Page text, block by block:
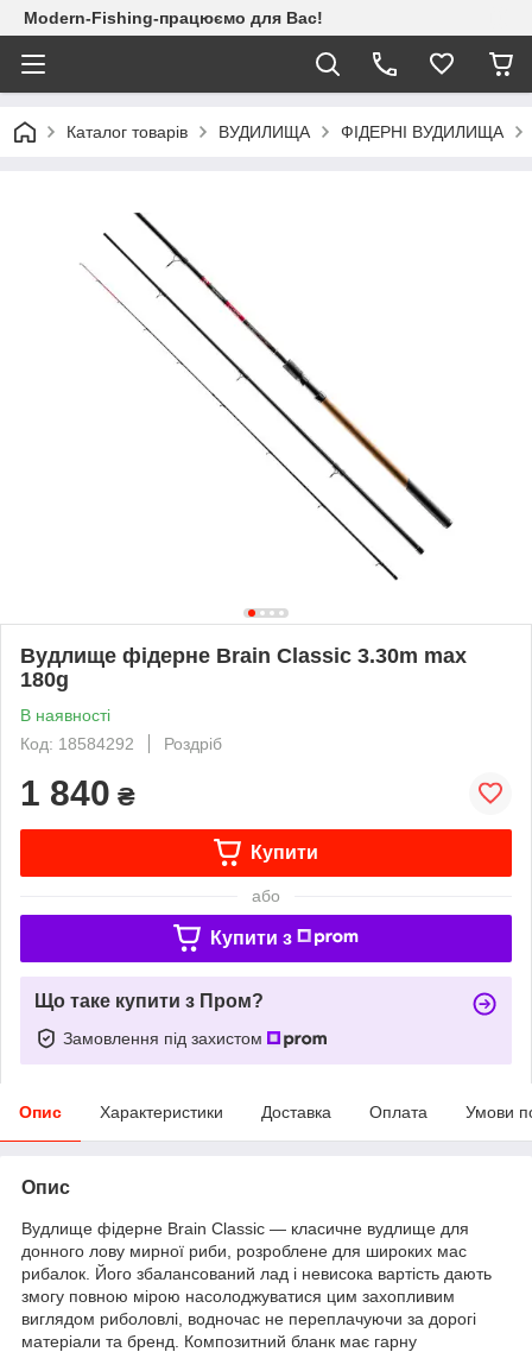
Modern-Fishing-працюємо для Вас!
Каталог товарів ВУДИЛИЩА ФІДЕРНІ ВУДИЛИЩА
Вудлище фідерне Brain Classic 3.30m max
180g
В наявності
Код: 18584292
Роздріб
1 840 ₴
Купити
або
Купити з
Що таке купити з Пром?
Замовлення під захистом
Опис Характеристики Доставка Оплата Умови
Опис
Вудлище фідерне Brain Classic — класичне вудлище для
донного лову мирної риби, розроблене для широких мас
рибалок. Його збалансований лад і невисока вартість дають
змогу повною мірою насолоджуватися цим захопливим
виглядом риболовлі, водночас не переплачуючи за дорогі
матеріали та бренд. Композитний бланк має гарну